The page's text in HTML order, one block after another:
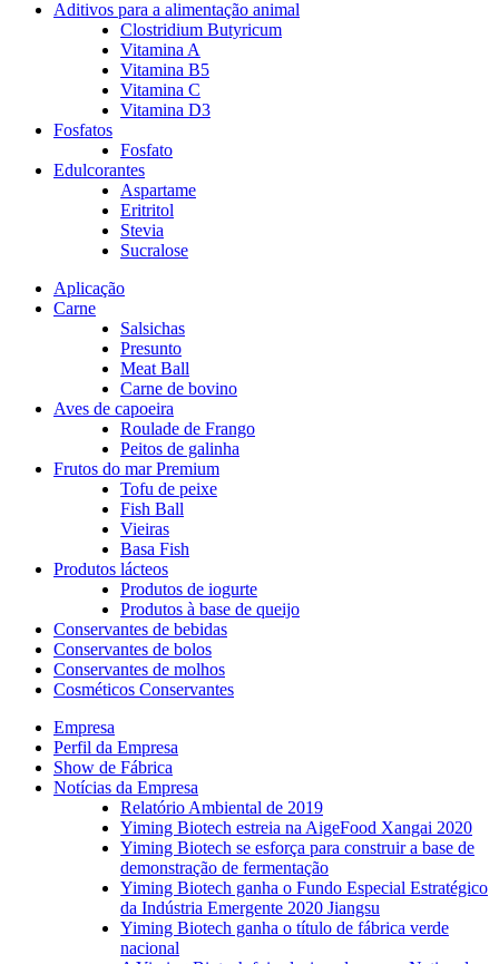
Aditivos para a alimentação animal
Clostridium Butyricum
Vitamina A
Vitamina B5
Vitamina C
Vitamina D3
Fosfatos
Fosfato
Edulcorantes
Aspartame
Eritritol
Stevia
Sucralose
Aplicação
Carne
Salsichas
Presunto
Meat Ball
Carne de bovino
Aves de capoeira
Roulade de Frango
Peitos de galinha
Frutos do mar Premium
Tofu de peixe
Fish Ball
Vieiras
Basa Fish
Produtos lácteos
Produtos de iogurte
Produtos à base de queijo
Conservantes de bebidas
Conservantes de bolos
Conservantes de molhos
Cosméticos Conservantes
Empresa
Perfil da Empresa
Show de Fábrica
Notícias da Empresa
Relatório Ambiental de 2019
Yiming Biotech estreia na AigeFood Xangai 2020
Yiming Biotech se esforça para construir a base de
demonstração de fermentação
Yiming Biotech ganha o Fundo Especial Estratégico
da Indústria Emergente 2020 Jiangsu
Yiming Biotech ganha o título de fábrica verde
nacional